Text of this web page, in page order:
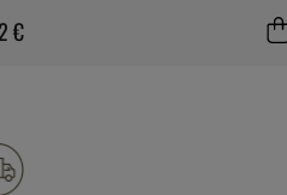
€